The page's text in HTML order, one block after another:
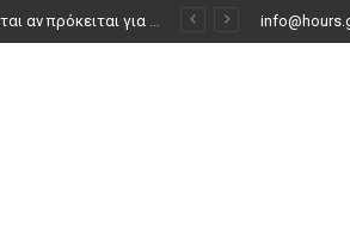
Ο ΠΑΟΚ ανακοίνωσε την επιστροφή του Δημήτρη Γιαννούλη: «Σπίτι είναι εκεί που είναι η καρδιά», δείτε βίντεο